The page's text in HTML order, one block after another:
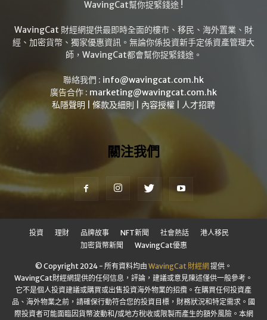
WavingCat幫你捉緊錢途 !
WavingCat 財經網提供最即時全面的樓市、移民、海外置業、財
經、加密貨幣、獨家優惠資訊。無論你係投資新手定係資產管理大
師，WavingCat都會幫你捉緊錢途。
聯絡我們 : info@wavingcat.com.hk
廣告合作 : marketing@wavingcat.com.hk
私隱聲明
條款及細則 內容授權 人才招聘
關注我們
投資 理財 品牌故事 NFT新聞 社會熱話
港人移民
加密貨幣新聞
WavingCat優惠
© Copyright 2024 - 所有資料均由 WavingCat 財經網 提供。
WavingCat財經網提供的任何信息，評論，建議或意見陳述僅供一般參考。
它不是個人投資建議或購買或出售投資海外物業的招攬。在購買任何投資產
品、海外物業之前，請確保行動符合您的投資目標，財務狀況和特定需求。國
際投資者可能面臨因貨幣波動和/或地方稅收或限製而產生的額外風險。本網